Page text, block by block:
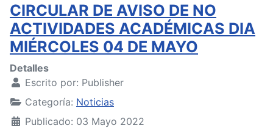
CIRCULAR DE AVISO DE NO
ACTIVIDADES ACADÉMICAS DIA
MIÉRCOLES 04 DE MAYO
Detalles
Escrito por: Publisher
Categoría: Noticias
Publicado: 03 Mayo 2022